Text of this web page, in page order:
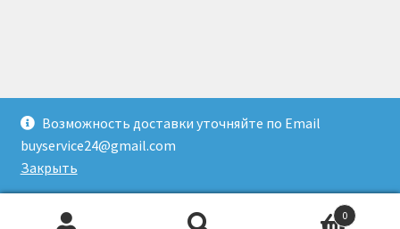
Возможность доставки уточняйте по Email
buyservice24@gmail.com
Закрыть
© Доставка товаров из Гонконга 2026
Создано с помощью WooCommerce
0